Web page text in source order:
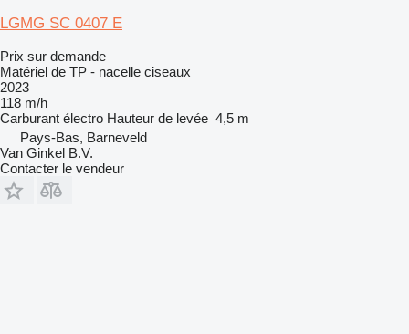
LGMG SC 0407 E
Prix sur demande
Matériel de TP - nacelle ciseaux
2023
118 m/h
Carburant électro Hauteur de levée 4,5 m
Pays-Bas, Barneveld
Van Ginkel B.V.
Contacter le vendeur